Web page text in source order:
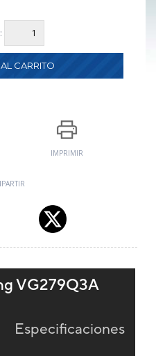
IMPRIMIR
VG279Q3A
Especificaciones